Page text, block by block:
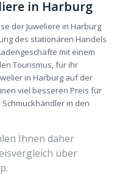
in Harburg
der Juweliere in Harburg
des stationären Handels
mit einem
Tourismus, für ihr
in Harburg auf der
viel besseren Preis für
in den
Ihnen daher
über
.